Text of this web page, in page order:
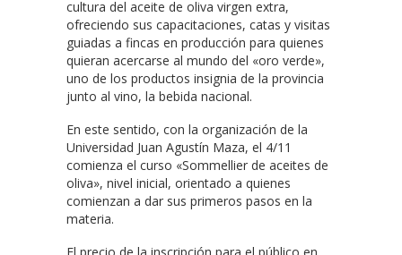
cultura del aceite de oliva virgen extra,
ofreciendo sus capacitaciones, catas y visitas
guiadas a fincas en producción para quienes
quieran acercarse al mundo del «oro verde»,
uno de los productos insignia de la provincia
junto al vino, la bebida nacional.
En este sentido, con la organización de la
Universidad Juan Agustín Maza, el 4/11
comienza el curso «Sommellier de aceites de
oliva», nivel inicial, orientado a quienes
comienzan a dar sus primeros pasos en la
materia.